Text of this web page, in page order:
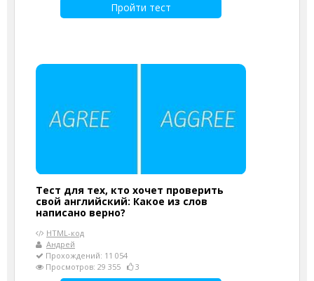
Пройти тест
Тест для тех, кто хочет проверить
свой английский: Какое из слов
написано верно?
HTML-код
Андрей
Прохождений: 11 054
Просмотров: 29 355
3